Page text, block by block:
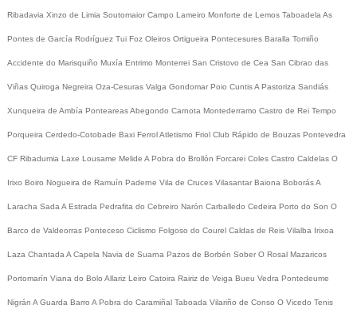
Ribadavia Xinzo de Limia Soutomaior Campo Lameiro Monforte de Lemos Taboadela As
Pontes de García Rodríguez Tui Foz Oleiros Ortigueira Pontecesures Baralla Tomiño
Accidente do Marisquiño Muxía Entrimo Monterrei San Cristovo de Cea San Cibrao das
Viñas Quiroga Negreira Oza-Cesuras Valga Gondomar Poio CuntisA Pastoriza Sandiás
Xunqueira de Ambía PonteareasAbegondo Carnota Montederramo Castro de Rei Tempo
Porqueira Cerdedo-Cotobade Baxi FerrolAtletismo Friol Club Rápido de Bouzas Pontevedra
CF Ribadumia Laxe Lousame Melide A Pobra do Brollón Forcarei Coles Castro Caldelas O
Irixo Boiro Nogueira de Ramuín Paderne Vila de Cruces Vilasantar Baiona BoborásA
Laracha Sada A Estrada Pedrafita do Cebreiro Narón Carballedo Cedeira Porto do Son O
Barco de Valdeorras Ponteceso Ciclismo Folgoso do Courel Caldas de Reis Vilalba Irixoa
Laza Chantada A Capela Navia de Suarna Pazos de Borbén Sober O Rosal Mazaricos
Portomarín Viana do Bolo Allariz Leiro Catoira Rairiz de Veiga Bueu Vedra Pontedeume
Nigrán A Guarda Barro A Pobra do Caramiñal Taboada Vilariño de Conso O Vicedo Tenis